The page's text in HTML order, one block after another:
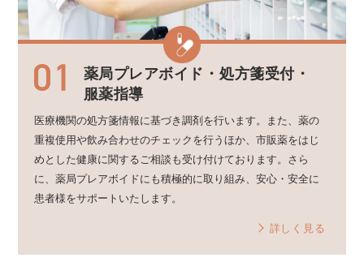
薬局プレアボイド・ 処方箋受付・
服薬指導
医療機関の処方箋情報に基づき調剤を行います。また、薬の
重複使用や飲み合わせのチェックを行うほか、市販薬をはじ
めとした健康に関するご相談も受け付けております。さら
に、薬局プレアボイドにも積極的に取り組み、安心・安全に
患者様をサポートいたします。
詳しく見る